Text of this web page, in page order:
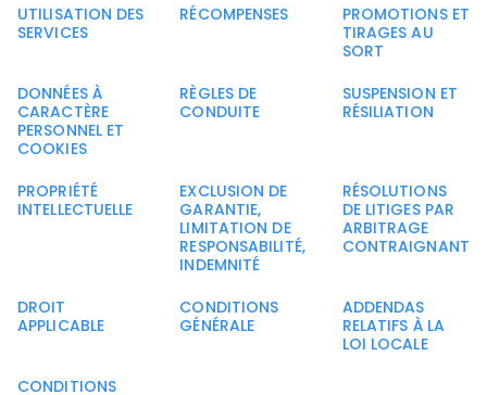
UTILISATION DES
SERVICES
RÉCOMPENSES
PROMOTIONS ET
TIRAGES AU
SORT
DONNÉES À
CARACTÈRE
PERSONNEL ET
COOKIES
RÈGLES DE
CONDUITE
SUSPENSION ET
RÉSILIATION
PROPRIÉTÉ
INTELLECTUELLE
EXCLUSION DE
GARANTIE,
LIMITATION DE
RESPONSABILITÉ,
INDEMNITÉ
RÉSOLUTIONS
DE LITIGES PAR
ARBITRAGE
CONTRAIGNANT
DROIT
APPLICABLE
CONDITIONS
GÉNÉRALE
ADDENDAS
RELATIFS À LA
LOI LOCALE
CONDITIONS